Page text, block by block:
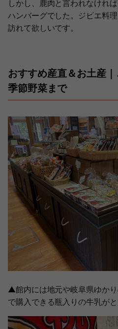
しかし、鹿肉と言われなけれ
ハンバーグでした。ジビエ料
訪れて欲しいです。
おすすめ産直＆お土産
季節野菜まで
▲館内には地元や岐阜県ゆか
で購入できる瓶入りの牛乳が